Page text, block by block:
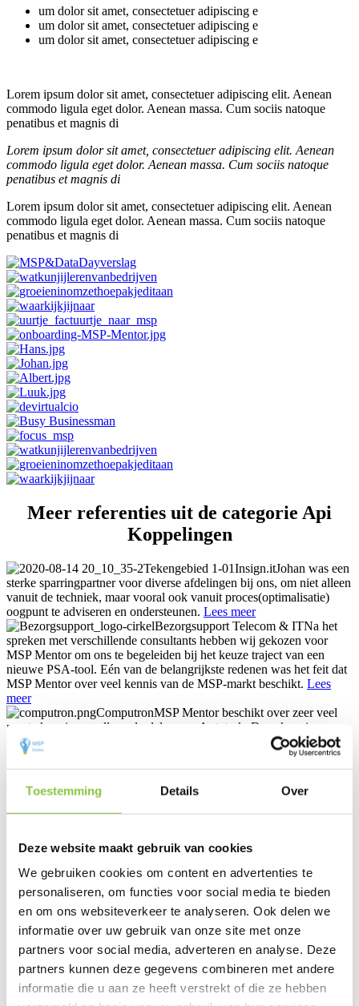
Toestemming Details Over
Deze website maakt gebruik van cookies
We gebruiken cookies om content en advertenties te
personaliseren, om functies voor social media te bieden
en om ons websiteverkeer te analyseren. Ook delen we
informatie over uw gebruik van onze site met onze
partners voor social media, adverteren en analyse. Deze
partners kunnen deze gegevens combineren met andere
informatie die u aan ze heeft verstrekt of die ze hebben
um dolor sit amet, consectetuer adipiscing e
um dolor sit amet, consectetuer adipiscing e
um dolor sit amet, consectetuer adipiscing e
Lorem ipsum dolor sit amet, consectetuer adipiscing elit. Aenean
commodo ligula eget dolor. Aenean massa. Cum sociis natoque
penatibus et magnis di
Lorem ipsum dolor sit amet, consectetuer adipiscing elit. Aenean
commodo ligula eget dolor. Aenean massa. Cum sociis natoque
penatibus et magnis di
Lorem ipsum dolor sit amet, consectetuer adipiscing elit. Aenean
commodo ligula eget dolor. Aenean massa. Cum sociis natoque
penatibus et magnis di
Meer referenties uit de categorie Api
Koppelingen
Insign.itJohan was een
sterke sparringpartner voor diverse afdelingen bij ons, om niet alleen
vanuit de techniek, maar vooral ook vanuit proces(optimalisatie)
oogpunt te adviseren en ondersteunen. Lees meer
Bezorgsupport Telecom & ITNa het
spreken met verschillende consultants hebben wij gekozen voor
MSP Mentor om ons te begeleiden bij het keuze traject van een
nieuwe PSA-tool. Eén van de belangrijkste redenen was het feit dat
MSP Mentor over veel kennis van de MSP-markt beschikt. Lees
meer
ComputronMSP Mentor beschikt over zeer veel
parate kennis van alle onderdelen van Autotask. Deze kennis en
ervaring heeft ons een stuk verder gebracht! MSP Mentor is een
gedreven en professionele organisatie met een pragmatische no-
nonsense aanpak.Lees meer
RVKO
MSP Mentor was voor ons een perfecte
aanvulling omdat zij heel hybride werken. Daarnaast is MSP Mentor
ook zeer geschikt om mee te sparren. Hier worden alle afdelingen
implementaties.Lees meer
RoutITMSP Mentor was voor ons een perfecte
aanvulling omdat zij heel hybride werken. Daarnaast is MSP Mentor
ook zeer geschikt om mee te sparren. Hier worden alle afdelingen
een stukje beter van. MSP Mentor is een toppartij voor o.a. Autotask
implementaties.Lees meer
Theiner ICTMSP Mentor heeft ons ondersteund bij
alle ins en outs van Autotask en Datto RMM. Zij kennen de
technieken en hebben een sterke focus. Ook het grote aantal
connecties van MSP Mentor heeft onze organisatie binnen
aanzienlijke tijd naar een hoger niveau getild.Lees meer